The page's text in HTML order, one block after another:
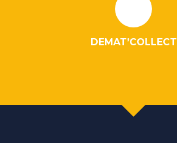
DEMAT’COLLECT